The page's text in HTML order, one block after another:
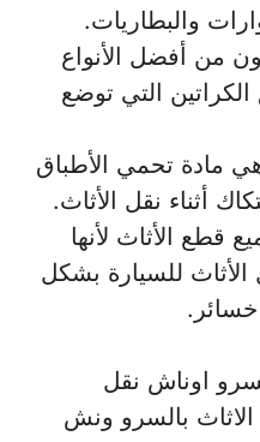
والبطاريات.
من أفضل الأنواع
التي توضع
مادة تحمي الأطباق
أثناء نقل الأثاث.
قطع الأثاث لأنها
للسيارة بشكل
اوناش نقل
بالسرو ونش